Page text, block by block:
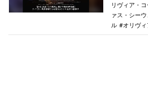
リヴィア・
ァス・シー
ル
オリヴ